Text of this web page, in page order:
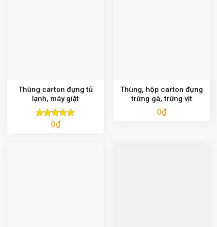
Thùng carton đựng tủ
lạnh, máy giặt
Được xếp
0₫
Thùng, hộp carton đựng
trứng gà, trứng vịt
0₫